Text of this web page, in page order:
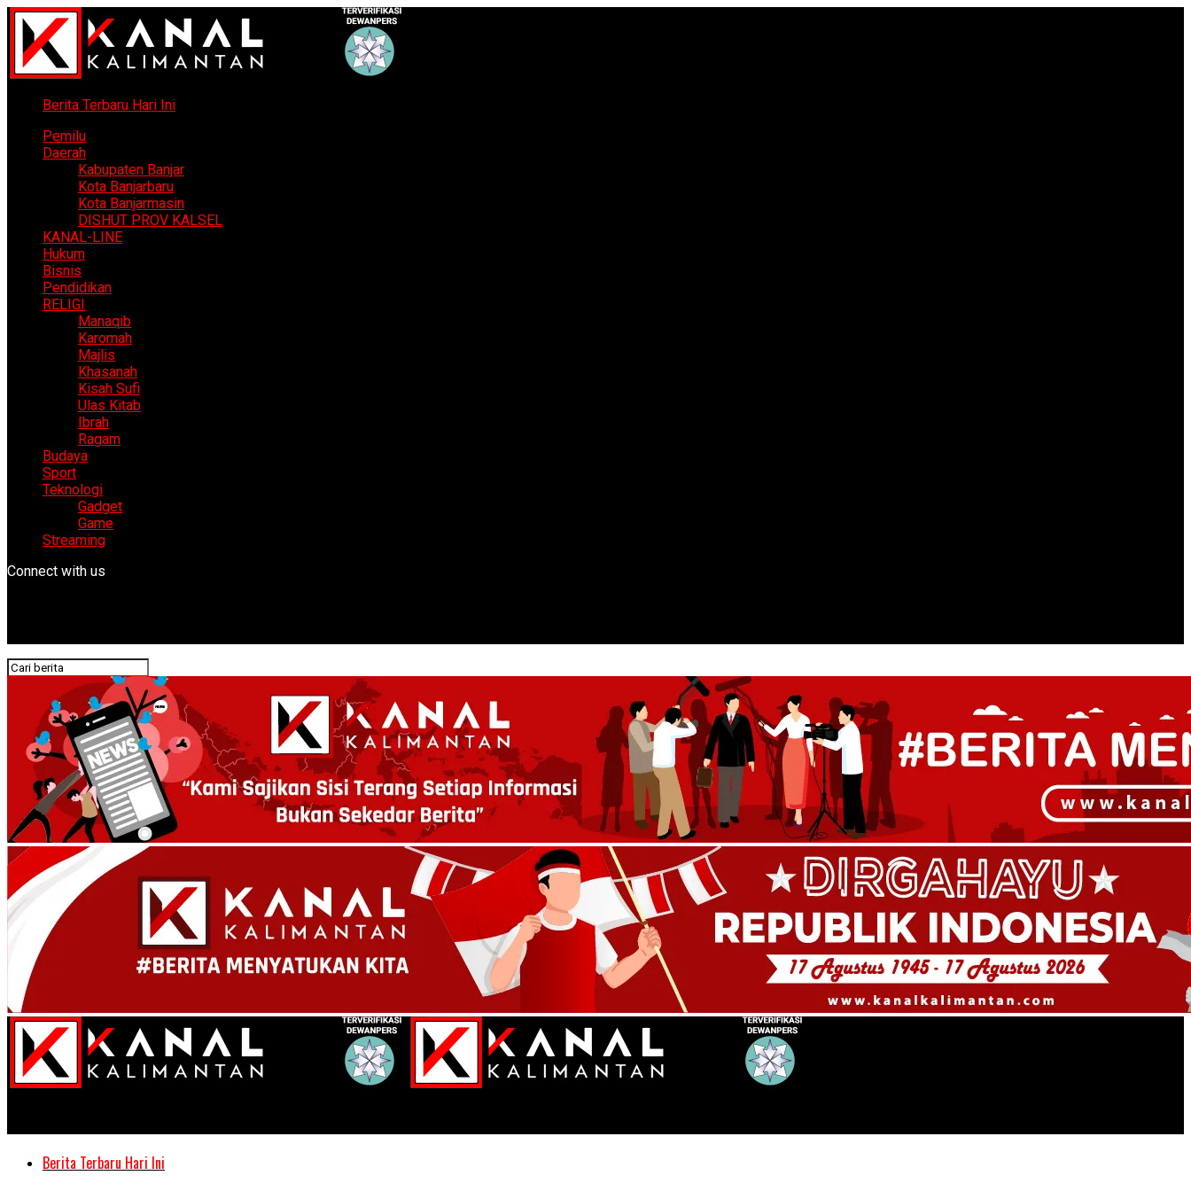
Berita Terbaru Hari Ini
Pemilu
Daerah
Kabupaten Banjar
Kota Banjarbaru
Kota Banjarmasin
DISHUT PROV KALSEL
KANAL-LINE
Hukum
Bisnis
Pendidikan
RELIGI
Manaqib
Karomah
Majlis
Khasanah
Kisah Sufi
Ulas Kitab
Ibrah
Ragam
Budaya
Sport
Teknologi
Gadget
Game
Streaming
Connect with us
Berita Terbaru Hari Ini